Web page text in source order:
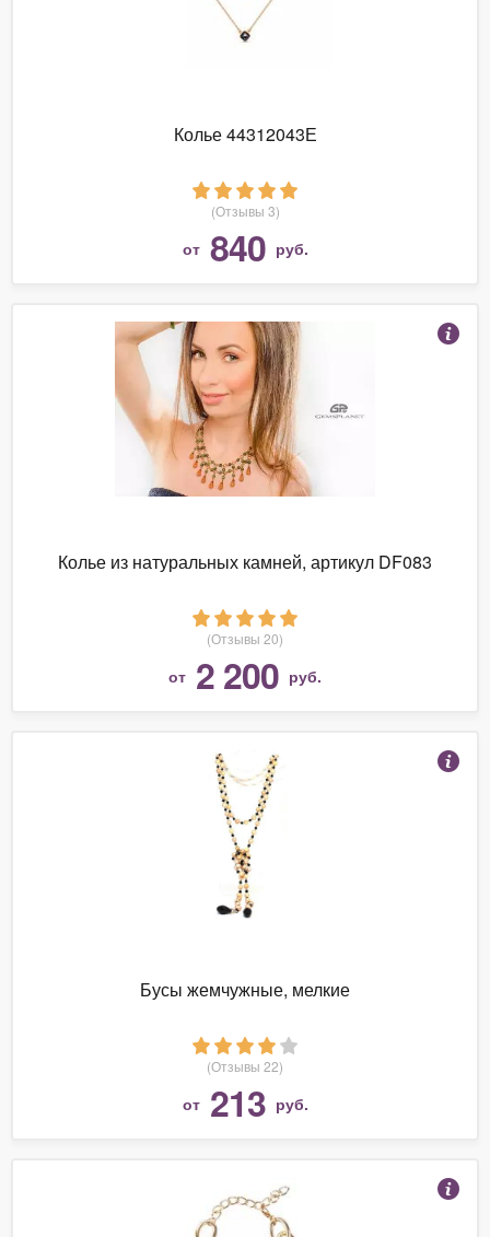
Колье 44312043Е
(Отзывы 3)
от 840 руб.
Колье из натуральных камней, артикул DF083
(Отзывы 20)
от 2 200 руб.
Бусы жемчужные, мелкие
(Отзывы 22)
от 213 руб.